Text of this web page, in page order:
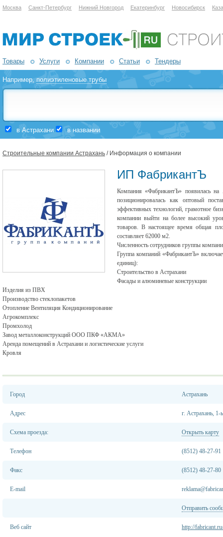
Москва Санкт-Петербург Нижний Новгород Екатеринбург Новосибирск
Товары Услуги Компании Статьи Тендеры
Например,полиэтиленовые трубы
в Астрахани в названии
Строительные компании Астрахань / Информация о компании
ИП ФабрикантЪ
Компания «ФабрикантЪ» появилась
позиционировалась как оптовый
эффективных технологий, грамотное
компании выйти на более высокий
товаров. В настоящее время общая
составляет 62000 м2.
Численность сотрудников группы
Группа компаний «ФабрикантЪ»
единиц):
Строительство в Астрахани
Фасады и алюминевые конструкции
Изделия из ПВХ
Производство стеклопакетов
Отопление Вентиляция Кондиционирование
Агрокомплекс
Промхолод
Завод металлоконструкций ООО ПКФ «АКМА»
Аренда помещений в Астрахани и логистические услуги
Кровля
Город Астрахань
Адрес г. Астрахань, 1-
Схема проезда: Открыть карту
Телефон (8512) 48-27-91
Факс (8512) 48-27-80
E-mail
Отправить
Веб сайт http://fabricant.ru/